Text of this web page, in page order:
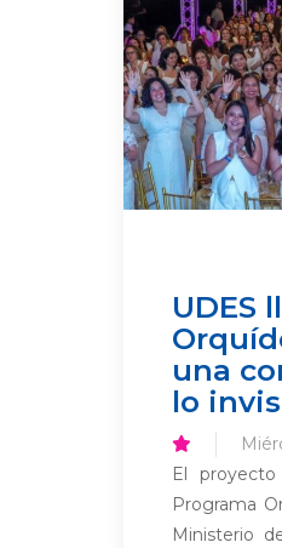
UDES
una
lo
El
Programa
Ministerio